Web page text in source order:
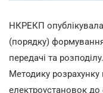
НКРЕКП
(порядку)
передачі та
Методику
електроустановок